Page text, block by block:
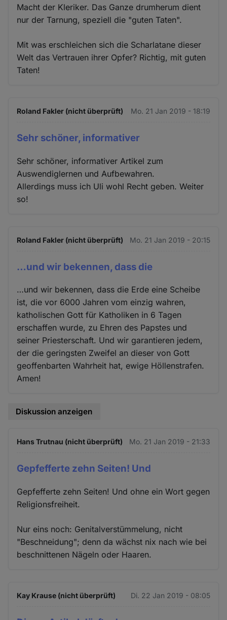
Macht der Kleriker. Das Ganze drumherum dient
nur der Tarnung, speziell die "guten Taten".
Mit was erschleichen sich die Scharlatane dieser
Welt das Vertrauen ihrer Opfer? Richtig, mit guten
Taten!
Roland Fakler (nicht überprüft) Mo. 21 Jan 2019 - 18:19
Sehr schöner, informativer
Sehr schöner, informativer Artikel zum
Auswendiglernen und Aufbewahren.
Allerdings muss ich Uli wohl Recht geben. Weiter
so!
Roland Fakler (nicht überprüft) Mo. 21 Jan 2019 - 20:15
…und wir bekennen, dass die
…und wir bekennen, dass die Erde eine Scheibe
ist, die vor 6000 Jahren vom einzig wahren,
katholischen Gott für Katholiken in 6 Tagen
erschaffen wurde, zu Ehren des Papstes und
seiner Priesterschaft. Und wir garantieren jedem,
der die geringsten Zweifel an dieser von Gott
geoffenbarten Wahrheit hat, ewige Höllenstrafen.
Amen!
Diskussion anzeigen
Hans Trutnau (nicht überprüft) Mo. 21 Jan 2019 - 21:33
Gepfefferte zehn Seiten! Und
Gepfefferte zehn Seiten! Und ohne ein Wort gegen
Religionsfreiheit.
Nur eins noch: Genitalverstümmelung, nicht
"Beschneidung"; denn da wächst nix nach wie bei
beschnittenen Nägeln oder Haaren.
Kay Krause (nicht überprüft) Di. 22 Jan 2019 - 08:05